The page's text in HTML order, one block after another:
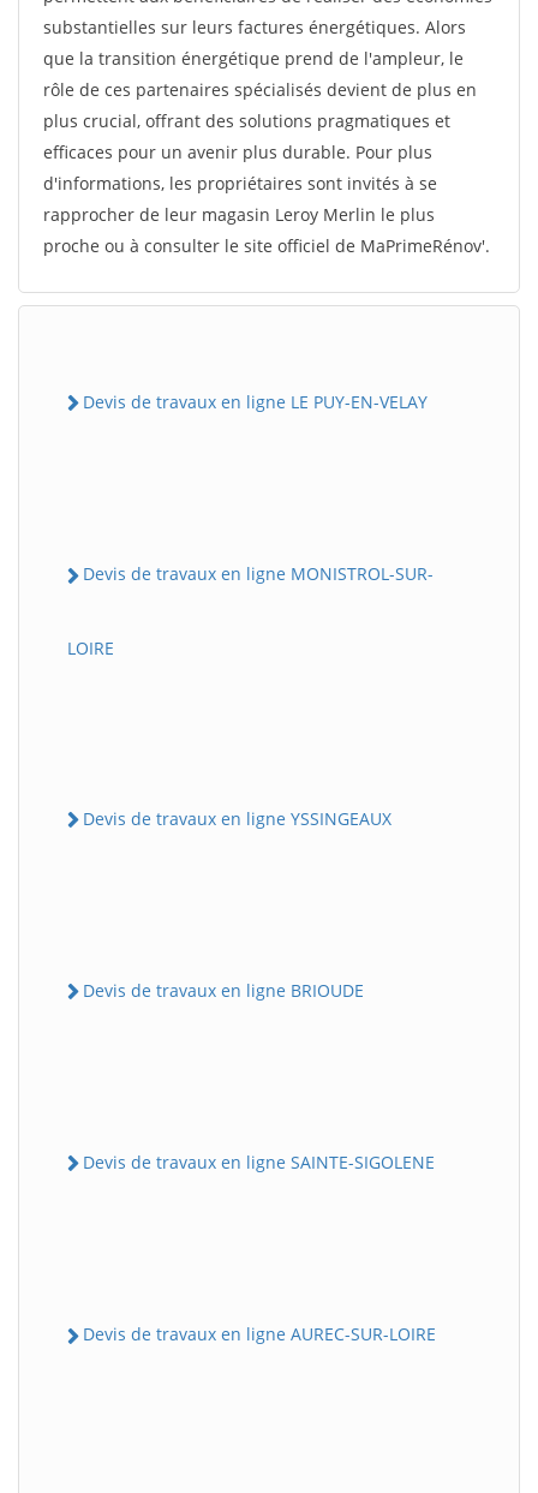
substantielles sur leurs factures énergétiques. Alors
que la transition énergétique prend de l'ampleur, le
rôle de ces partenaires spécialisés devient de plus en
plus crucial, offrant des solutions pragmatiques et
efficaces pour un avenir plus durable. Pour plus
d'informations, les propriétaires sont invités à se
rapprocher de leur magasin Leroy Merlin le plus
proche ou à consulter le site officiel de MaPrimeRénov'.
Devis de travaux en ligne LE PUY-EN-VELAY
Devis de travaux en ligne MONISTROL-SUR-
LOIRE
Devis de travaux en ligne YSSINGEAUX
Devis de travaux en ligne BRIOUDE
Devis de travaux en ligne SAINTE-SIGOLENE
Devis de travaux en ligne AUREC-SUR-LOIRE